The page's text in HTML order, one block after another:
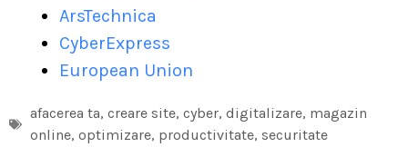
ArsTechnica
CyberExpress
European Union
afacerea ta, creare site, cyber, digitalizare, magazin
online, optimizare, productivitate, securitate